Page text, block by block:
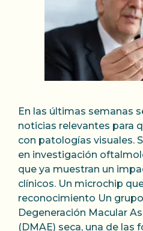
En las últimas semanas
noticias relevantes para
con patologías visuales.
en investigación
que ya muestran un
clínicos. Un microchip
reconocimiento Un
Degeneración Macular
(DMAE) seca, una de las